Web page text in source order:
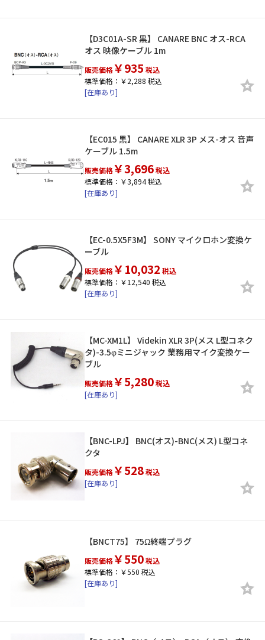
【D3C01A-SR 黒】 CANARE BNC オス-RCA
オス 映像ケーブル 1m
販売価格￥935 税込
標準価格：￥2,288 税込
[在庫あり]
【EC015 黒】 CANARE XLR 3P メス-オス 音声
ケーブル 1.5m
販売価格￥3,696税込
標準価格：￥3,894 税込
[在庫あり]
【EC-0.5X5F3M】 SONY マイクロホン変換ケ
ーブル
販売価格￥10,032 税込
標準価格：￥12,540 税込
[在庫あり]
【MC-XM1L】 Videkin XLR 3P(メス L型コネク
タ)-3.5φミニジャック 業務用マイク変換ケー
ブル
販売価格￥5,280税込
[在庫あり]
【BNC-LPJ】 BNC(オス)-BNC(メス) L型コネ
クタ
販売価格￥528税込
[在庫あり]
【BNCT75】 75Ω終端プラグ
販売価格￥550税込
標準価格：￥550 税込
[在庫あり]